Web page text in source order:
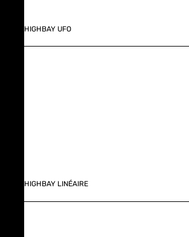
HIGHBAY UFO
HIGHBAY LINÉAIRE